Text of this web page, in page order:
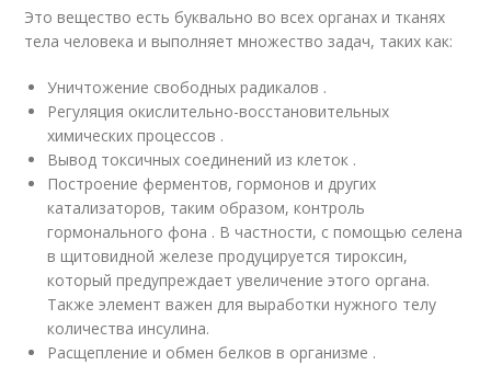
Это вещество есть буквально во всех органах и тканях
тела человека и выполняет множество задач, таких как:
Уничтожение свободных радикалов .
Регуляция окислительно-восстановительных
химических процессов .
Вывод токсичных соединений из клеток .
Построение ферментов, гормонов и других
катализаторов, таким образом, контроль
гормонального фона . В частности, с помощью селена
в щитовидной железе продуцируется тироксин,
который предупреждает увеличение этого органа.
Также элемент важен для выработки нужного телу
количества инсулина.
Расщепление и обмен белков в организме .